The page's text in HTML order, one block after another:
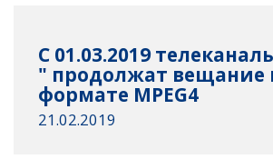
C 01.03.2019
" продолжат вещание
формате MPEG4
21.02.2019